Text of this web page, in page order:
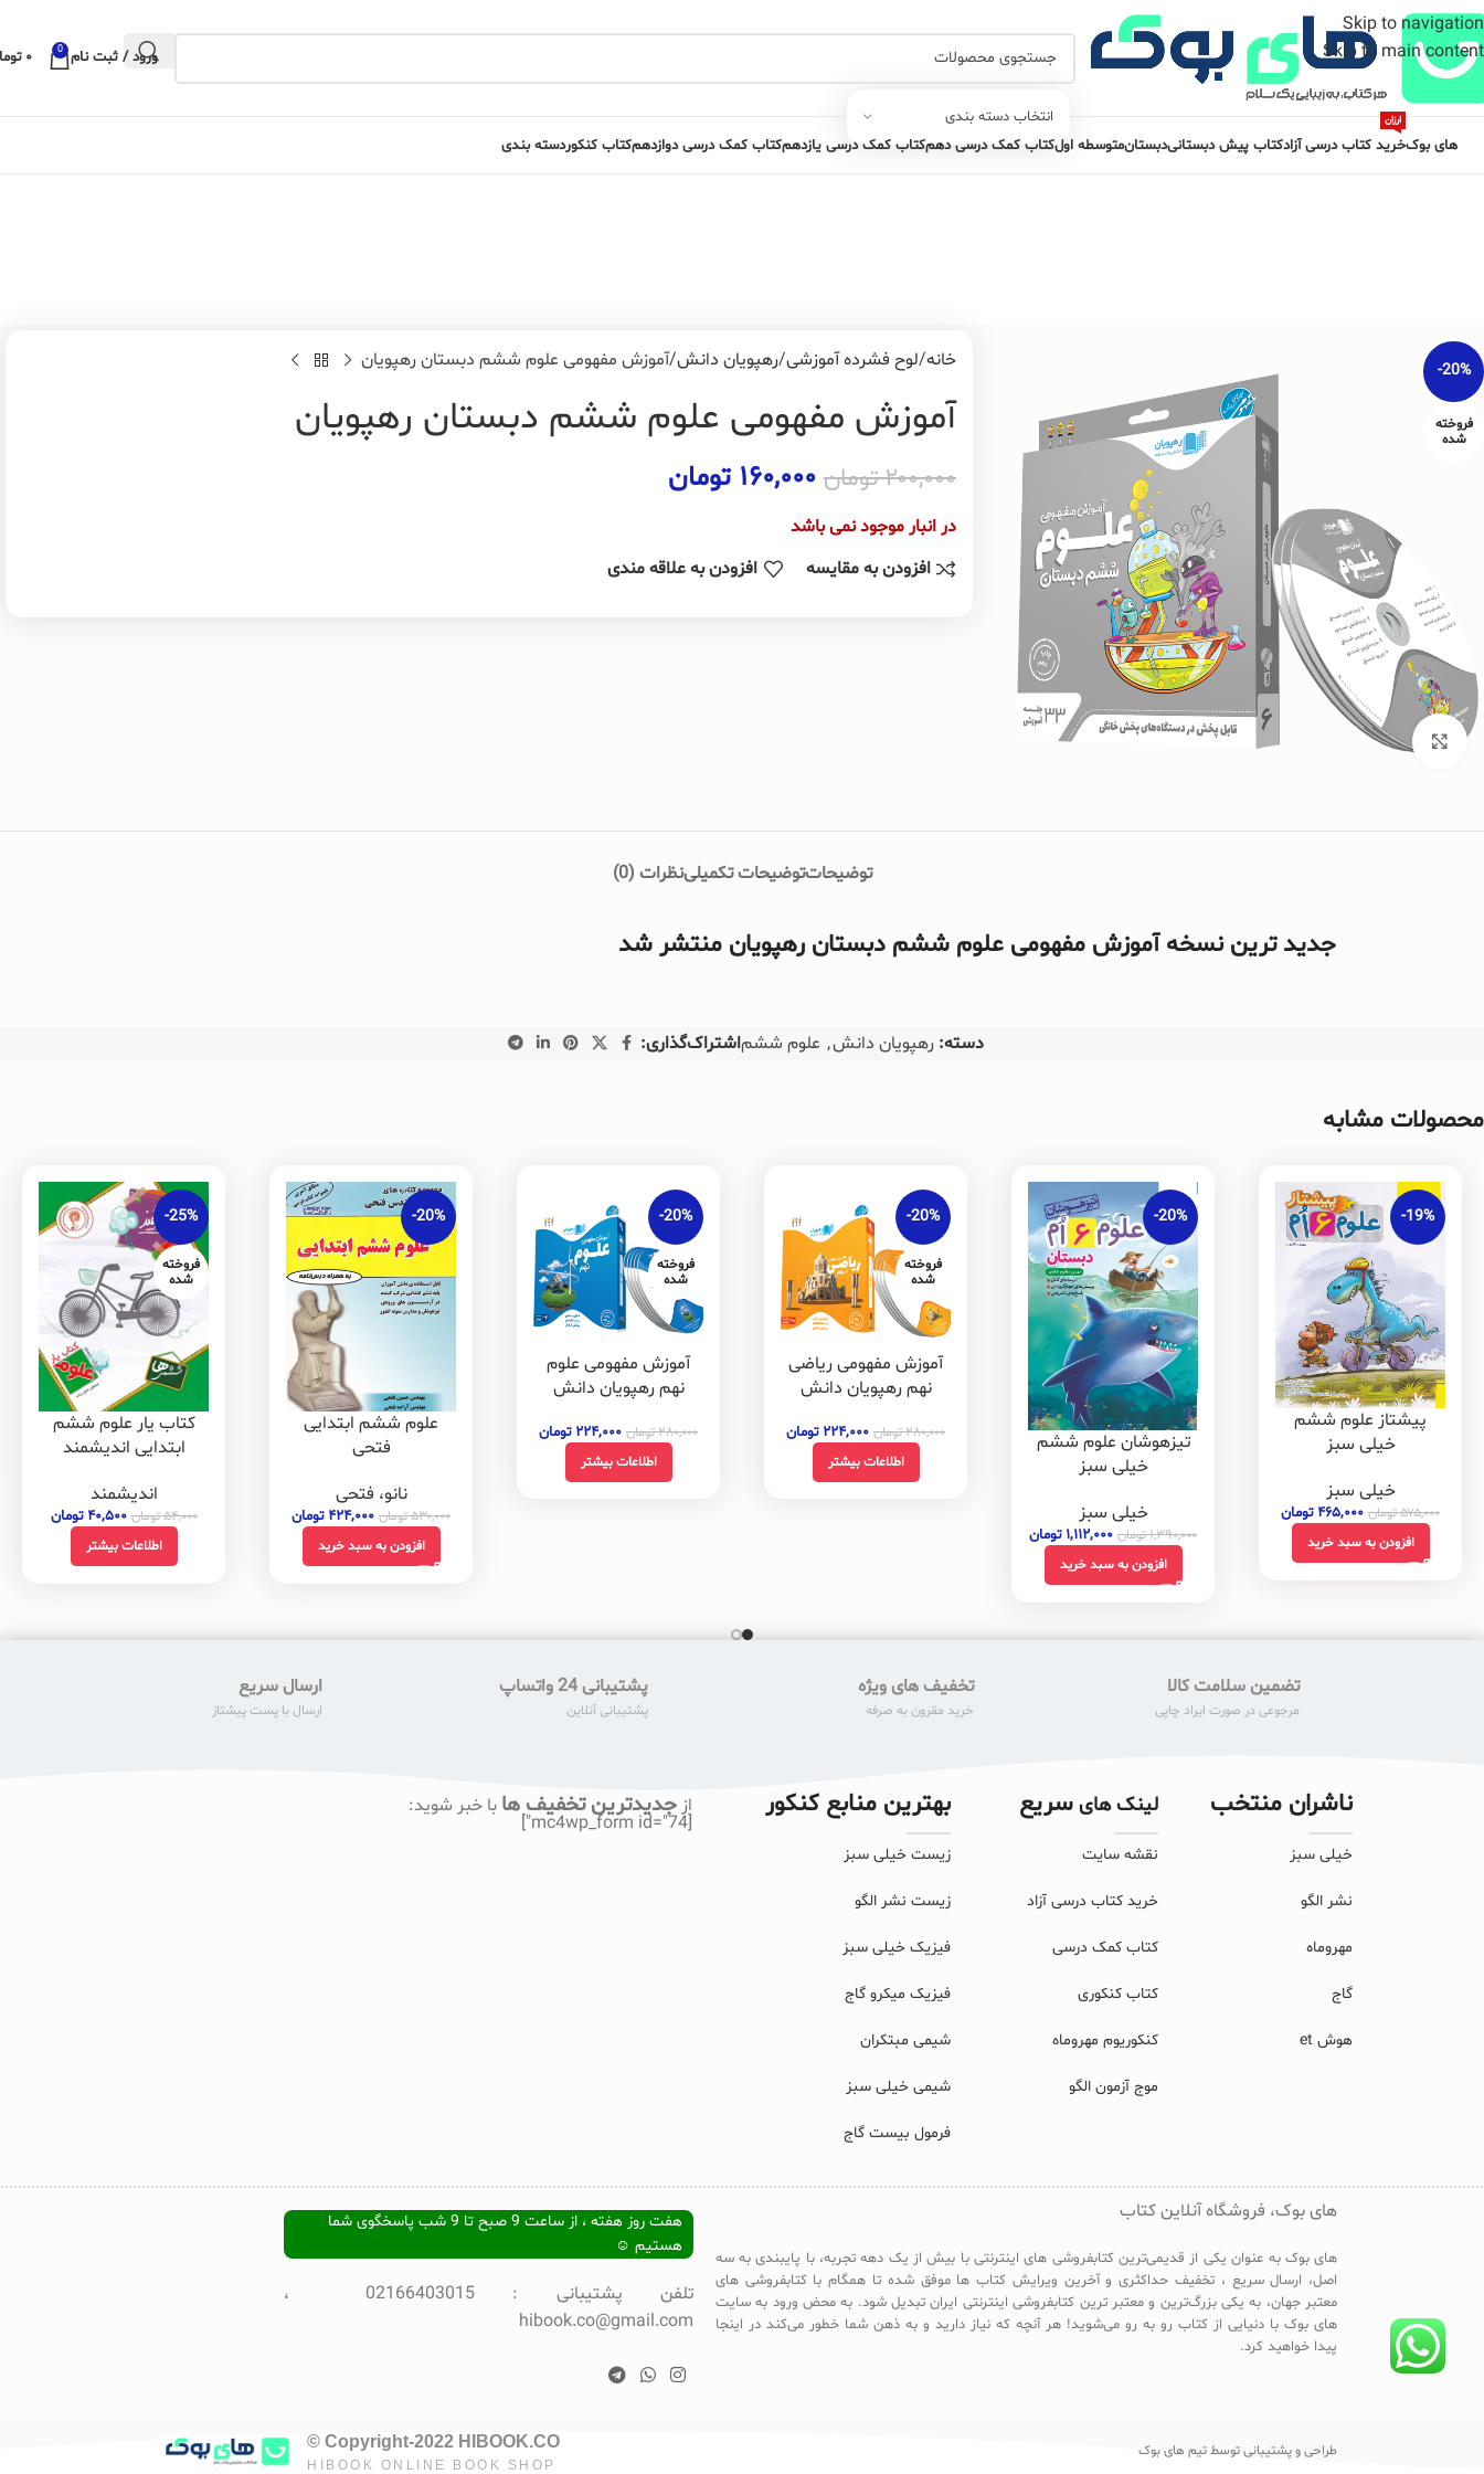
Skip to navigation
Skip to main content
انتخاب دسته بندی
ورود / ثبت نام 0 ۰
های بوکخرید کتاب درسی آزاد
ارزان
کتاب پیش دبستانیدبستانمتوسطه اولکتاب کمک درسی دهمکتاب کمک درسی یازدهمکتاب کمک درسی دوازدهمکتاب کنکوردسته بندی
-20%
فروخته
شده
برای بزرگنمایی کلیک کنید
خانه لوح فشرده آموزشی رهپویان دانش آموزش مفهومی علوم ششم دبستان رهپویان
آموزش مفهومی علوم ششم دبستان رهپویان
۲۰۰,۰۰۰تومان ۱۶۰,۰۰۰ تومان
در انبار موجود نمی باشد
افزودن به مقایسه
افزودن به علاقه مندی
توضیحاتتوضیحات تکمیلینظرات (0)
جدید ترین نسخه آموزش مفهومی علوم ششم دبستان رهپویان منتشر شد
دسته: رهپویان دانش, علوم ششماشتراک‌گذاری:
محصولات مشابه
-19%
پیشتاز علوم ششم
خیلی سبز
خیلی سبز
۵۷۵,۰۰۰تومان ۴۶۵,۰۰۰ تومان
افزودن به سبد خرید
-20%
تیزهوشان علوم ششم
خیلی سبز
خیلی سبز
۱,۳۹۰,۰۰۰تومان ۱,۱۱۲,۰۰۰ تومان
افزودن به سبد خرید
-20%
فروخته
شده
آموزش مفهومی ریاضی
نهم رهپویان دانش
۲۸۰,۰۰۰تومان ۲۲۴,۰۰۰ تومان
اطلاعات بیشتر
-20%
فروخته
شده
آموزش مفهومی علوم
نهم رهپویان دانش
۲۸۰,۰۰۰تومان ۲۲۴,۰۰۰ تومان
اطلاعات بیشتر
-20%
علوم ششم ابتدایی
فتحی
نانو، فتحی
۵۳۰,۰۰۰تومان ۴۲۴,۰۰۰ تومان
افزودن به سبد خرید
-25%
فروخته
شده
کتاب یار علوم ششم
ابتدایی اندیشمند
اندیشمند
۵۴,۰۰۰تومان ۴۰,۵۰۰ تومان
اطلاعات بیشتر
تضمین سلامت کالا
مرجوعی در صورت ایراد چاپی
تخفیف های ویژه
خرید مقرون به صرفه
پشتیبانی 24 واتساپ
پشتیبانی آنلاین
ارسال سریع
ارسال با پست پیشتاز
ناشران منتخب
خیلی سبز
نشر الگو
مهروماه
گاج
هوش et
لینک های سریع
نقشه سایت
خرید کتاب درسی آزاد
کتاب کمک درسی
کتاب کنکوری
کنکوریوم مهروماه
موج آزمون الگو
بهترین منابع کنکور
زیست خیلی سبز
زیست نشر الگو
فیزیک خیلی سبز
فیزیک میکرو گاج
شیمی مبتکران
شیمی خیلی سبز
فرمول بیست گاج
از جدیدترین تخفیف ها با خبر شوید:
[mc4wp_form id="74"]
های بوک، فروشگاه آنلاین کتاب
های بوک به عنوان یکی از قدیمی‌ترین کتابفروشی های اینترنتی با بیش از یک دهه تجربه، با پایبندی به سه
اصل، ارسال سریع ، تخفیف حداکثری و آخرین ویرایش کتاب ها موفق شده تا همگام با کتابفروشی های
معتبر جهان، به یکی بزرگ‌ترین و معتبر ترین کتابفروشی اینترنتی ایران تبدیل شود. به محض ورود به سایت
های بوک با دنیایی از کتاب رو به رو می‌شوید! هر آنچه که نیاز دارید و به ذهن شما خطور می‌کند در اینجا
پیدا خواهید کرد.
هفت روز هفته ، از ساعت 9 صبح تا 9 شب پاسخگوی شما
هستیم ☺
تلفن پشتیبانی : 02166403015 ،
hibook.co@gmail.com
طراحی و پشتیبانی توسط تیم های بوک
© Copyright-2022 HIBOOK.CO
HIBOOK ONLINE BOOK SHOP